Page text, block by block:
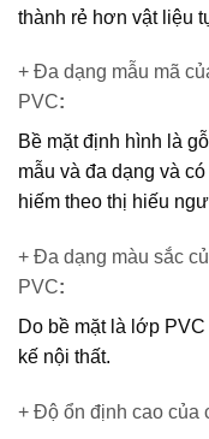
thành rẻ hơn vật liệu
+ Đa dạng mẫu mã
PVC:
Bề mặt định hình là
mẫu và đa dạng và
hiếm theo thị hiếu
+ Đa dạng màu sắc
PVC:
Do bề mặt là lớp
kế nội thất.
+ Độ ổn định cao của